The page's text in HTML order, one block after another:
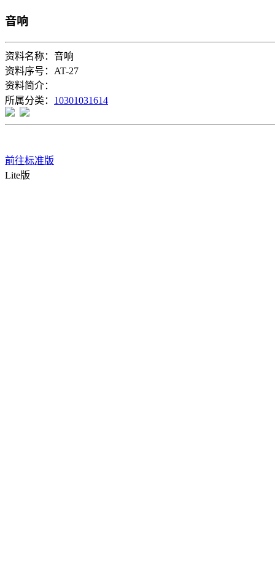
音响
资料名称：音响
资料序号：AT-27
资料简介：
所属分类： 10301031614
前往标准版
Lite版